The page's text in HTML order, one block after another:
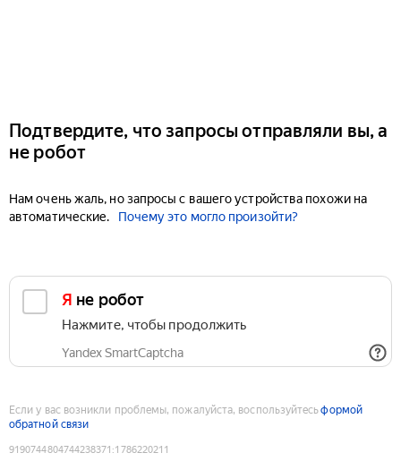
Подтвердите, что запросы отправляли вы, а
не робот
Нам очень жаль, но запросы с вашего устройства похожи на
автоматические.
Почему это могло произойти?
Я не робот
Нажмите, чтобы продолжить
Yandex SmartCaptcha
Если у вас возникли проблемы, пожалуйста, воспользуйтесьформой
обратной связи
9190744804744238371 :1786220211